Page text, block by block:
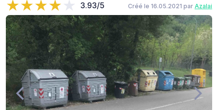
3.93/5 Créé le 16.05.2021 par Azalai